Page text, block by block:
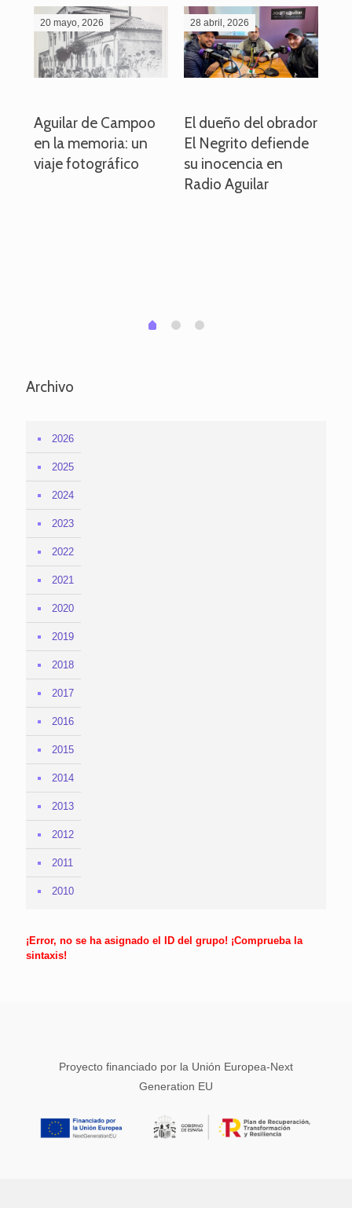
20 mayo, 2026
Aguilar de Campoo
en la memoria: un
viaje fotográfico
28 abril, 2026
El dueño del obrador
El Negrito defiende
su inocencia en
Radio Aguilar
0 1 2
Archivo
2026
2025
2024
2023
2022
2021
2020
2019
2018
2017
2016
2015
2014
2013
2012
2011
2010
¡Error, no se ha asignado el ID del grupo! ¡Comprueba la
sintaxis!
Proyecto financiado por la Unión Europea-Next
Generation EU